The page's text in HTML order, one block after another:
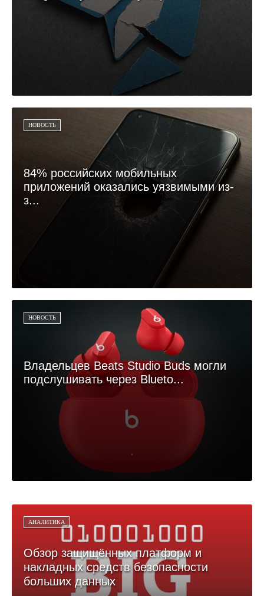
НОВОСТЬ
84% российских мобильных
приложений оказались уязвимыми из-
з...
НОВОСТЬ
Владельцев Beats Studio Buds могли
подслушивать через Blueto...
АНАЛИТИКА
Обзор защищённых платформ и
накладных средств безопасности
больших данных